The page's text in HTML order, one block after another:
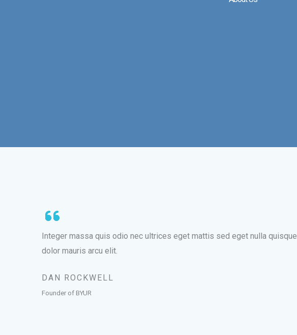
Integer massa quis odio nec ultrices eget mattis sed eget nulla quisque
dolor mauris arcu elit.
DAN ROCKWELL
Founder of BYUR